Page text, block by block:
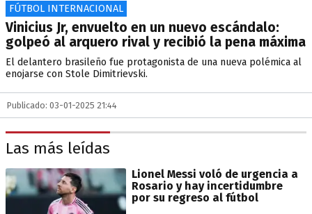
FÚTBOL INTERNACIONAL
Vinicius Jr, envuelto en un nuevo escándalo:
golpeó al arquero rival y recibió la pena máxima
El delantero brasileño fue protagonista de una nueva polémica al
enojarse con Stole Dimitrievski.
Publicado: 03-01-2025 21:44
Las más leídas
Lionel Messi voló de urgencia a
Rosario y hay incertidumbre
por su regreso al fútbol